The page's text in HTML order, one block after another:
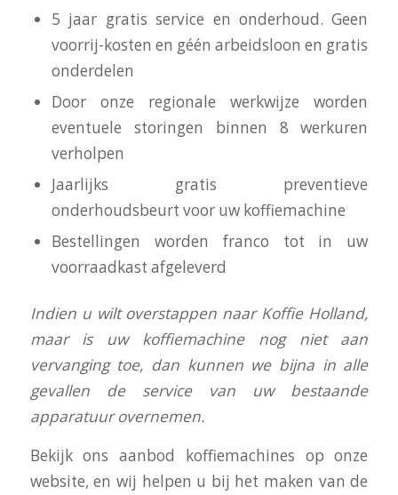
5 jaar gratis service en onderhoud. Geen
voorrij-kosten en géén arbeidsloon en gratis
onderdelen
Door onze regionale werkwijze worden
eventuele storingen binnen 8 werkuren
verholpen
Jaarlijks gratis preventieve
onderhoudsbeurt voor uw koffiemachine
Bestellingen worden franco tot in uw
voorraadkast afgeleverd
Indien u wilt overstappen naar Koffie Holland,
maar is uw koffiemachine nog niet aan
vervanging toe, dan kunnen we bijna in alle
gevallen de service van uw bestaande
apparatuur overnemen.
Bekijk ons aanbod koffiemachines op onze
website, en wij helpen u bij het maken van de